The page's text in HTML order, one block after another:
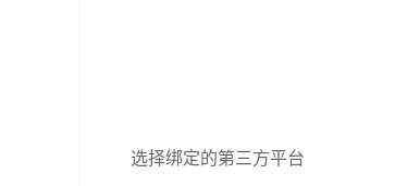
选择绑定的第三方平台